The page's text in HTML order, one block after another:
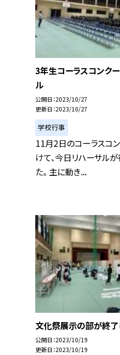
3年生コーラスコンク
ル
公開日 2023/10/27
更新日 2023/10/27
学校行事
11月2日のコーラスコ
けて、今日リハーサル
た。 主に動き...
文化祭展示の部が終了
公開日 2023/10/19
更新日 2023/10/19